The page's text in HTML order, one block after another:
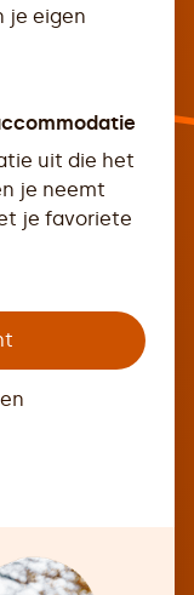
je eigen
uit die het
je neemt
je favoriete